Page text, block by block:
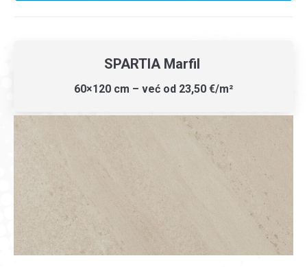
SPARTIA Marfil
60×120 cm – već od 23,50 €/m²